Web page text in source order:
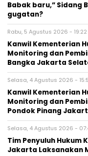
Babak baru,” Sidang
gugatan?
Rabu, 5 Agustus 2026 - 19:22
Kanwil Kementerian
Monitoring dan
Bangka Jakarta
Selasa, 4 Agustus 2026 -
Kanwil Kementerian
Monitoring dan
Pondok Pinang
Selasa, 4 Agustus 2026 -
Tim Penyuluh Hukum
Jakarta Laksanakan